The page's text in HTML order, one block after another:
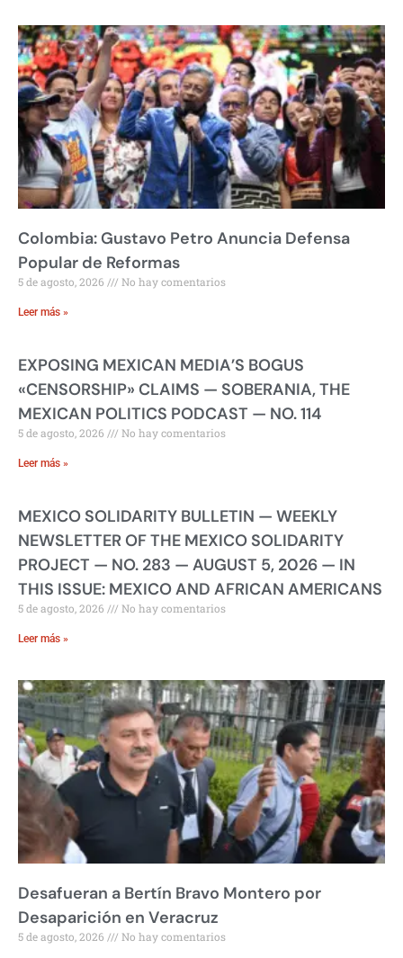
Colombia: Gustavo Petro Anuncia Defensa
Popular de Reformas
5 de agosto, 2026 No hay comentarios
Leer más »
EXPOSING MEXICAN MEDIA’S BOGUS
«CENSORSHIP» CLAIMS — SOBERANIA, THE
MEXICAN POLITICS PODCAST — NO. 114
5 de agosto, 2026 No hay comentarios
Leer más »
MEXICO SOLIDARITY BULLETIN — WEEKLY
NEWSLETTER OF THE MEXICO SOLIDARITY
PROJECT — NO. 283 — AUGUST 5, 2026 — IN
THIS ISSUE: MEXICO AND AFRICAN AMERICANS
5 de agosto, 2026 No hay comentarios
Leer más »
Desafueran a Bertín Bravo Montero por
Desaparición en Veracruz
5 de agosto, 2026 No hay comentarios